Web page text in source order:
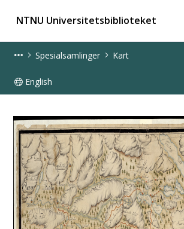
NTNU Universitetsbiblioteket
Spesialsamlinger Kart
English
Kart - Spesialsamlinger -